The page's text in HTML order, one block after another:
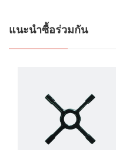
แนะนำซื้อร่วมกัน